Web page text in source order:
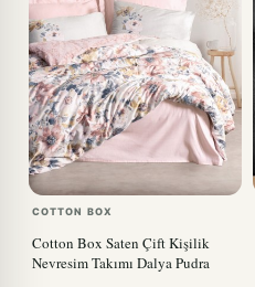
COTTON BOX
Cotton Box Saten Çift Kişilik
Nevresim Takımı Dalya Pudra